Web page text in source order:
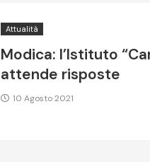
Attualità
Modica: l’Istituto
attende risposte
10 Agosto 2021